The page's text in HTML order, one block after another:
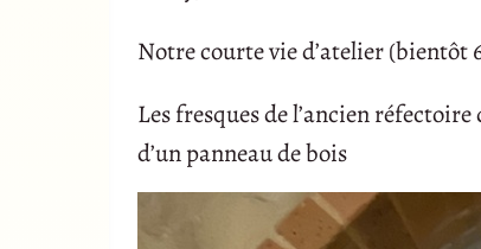
Notre courte vie d’atelier (bientôt
Les fresques de l’ancien
d’un panneau de bois